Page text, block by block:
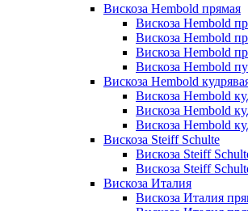
Вискоза Hembold прямая
Вискоза Hembold
Вискоза Hembold
Вискоза Hembold
Вискоза Hembold
Вискоза Hembold
Вискоза Hembold
Вискоза Hembold
Вискоза Hembold
Вискоза Steiff Schulte
Вискоза Steiff
Вискоза Steiff
Вискоза Италия
Вискоза Италия